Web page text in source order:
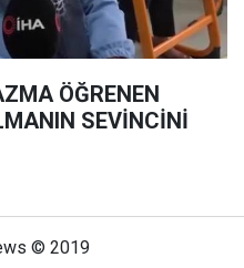
ÖĞRENEN
SEVİNCİNİ
© 2019